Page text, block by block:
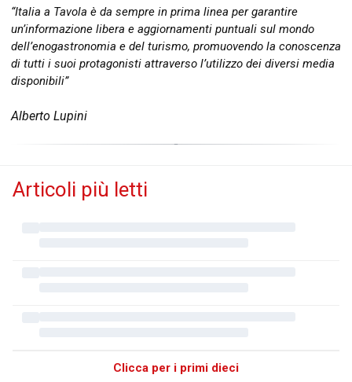
“Italia a Tavola è da sempre in prima linea per garantire
un’informazione libera e aggiornamenti puntuali sul mondo
dell’enogastronomia e del turismo, promuovendo la conoscenza
di tutti i suoi protagonisti attraverso l’utilizzo dei diversi media
disponibili”
Alberto Lupini
Articoli più letti
Clicca per i primi dieci